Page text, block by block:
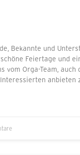
Bekannte und
Feiertage und
vom Orga-Team,
anbieten